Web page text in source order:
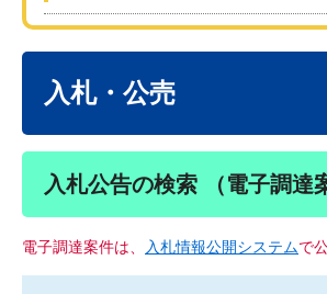
入札・公売
入札公告の検索 （電子調達
電子調達案件は、 入札情報公開システムで